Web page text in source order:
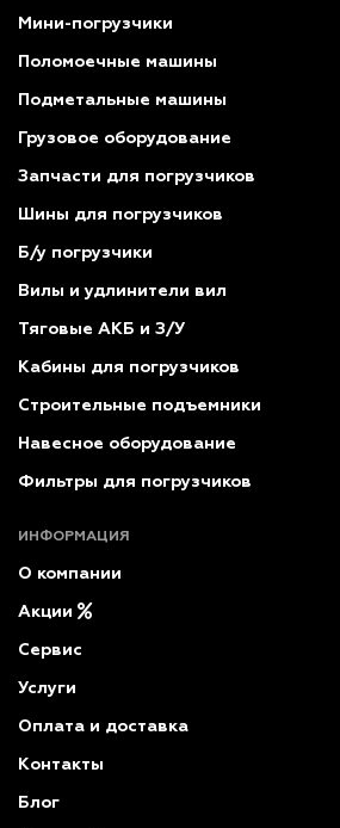
Мини-погрузчики
Поломоечные машины
Подметальные машины
Грузовое оборудование
Запчасти для погрузчиков
Шины для погрузчиков
Б/у погрузчики
Вилы и удлинители вил
Тяговые АКБ и З/У
Кабины для погрузчиков
Строительные подъемники
Навесное оборудование
Фильтры для погрузчиков
ИНФОРМАЦИЯ
О компании
Акции
Сервис
Услуги
Оплата и доставка
Контакты
Блог